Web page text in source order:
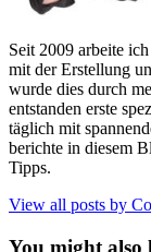
Seit 2009 arbeite
mit der Erstellung
wurde dies durch
entstanden erste
täglich mit
berichte in diesem
Tipps.
View all posts by
You might also